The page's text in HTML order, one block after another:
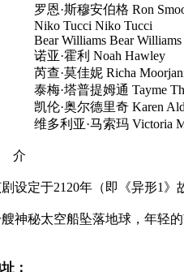
斯穆安伯格 Ron
Tucci Niko Tucci
Williams Bear Williams
·霍利 Noah Hawley
·莫佳妮 Richa
塔普提姆通 Tayme
·奥尔德里奇 Karen
亚·马索玛 Victoria
介
定于2120年（即《异形1》
秘太空船坠落地球，年轻的
：